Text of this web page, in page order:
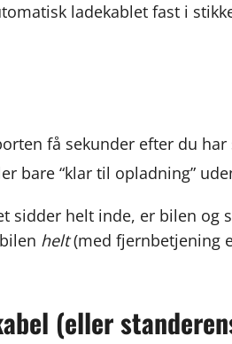
ladekablet fast i
få sekunder efter du har
bare “klar til opladning”
sidder helt inde, er bilen og
helt(med fjernbetjening
(eller